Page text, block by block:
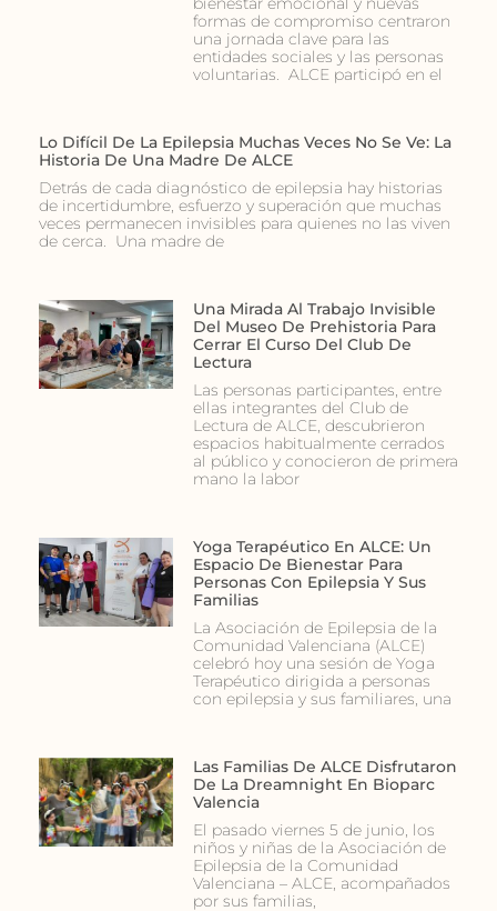
formas de compromiso centraron
una jornada clave para las
entidades sociales y las personas
voluntarias. ALCE participó en el
Lo Difícil De La Epilepsia Muchas Veces No Se Ve: La
Historia De Una Madre De ALCE
Detrás de cada diagnóstico de epilepsia hay historias
de incertidumbre, esfuerzo y superación que muchas
veces permanecen invisibles para quienes no las viven
de cerca. Una madre de
Una Mirada Al Trabajo Invisible
Del Museo De Prehistoria Para
Cerrar El Curso Del Club De
Lectura
Las personas participantes, entre
ellas integrantes del Club de
Lectura de ALCE, descubrieron
espacios habitualmente cerrados
al público y conocieron de primera
mano la labor
Yoga Terapéutico En ALCE: Un
Espacio De Bienestar Para
Personas Con Epilepsia Y Sus
Familias
La Asociación de Epilepsia de la
Comunidad Valenciana (ALCE)
celebró hoy una sesión de Yoga
Terapéutico dirigida a personas
con epilepsia y sus familiares, una
Las Familias De ALCE Disfrutaron
De La Dreamnight En Bioparc
Valencia
El pasado viernes 5 de junio, los
niños y niñas de la Asociación de
Epilepsia de la Comunidad
Valenciana – ALCE, acompañados
por sus familias,